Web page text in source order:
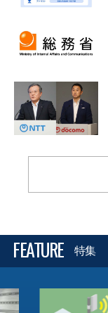
FEATURE 特集